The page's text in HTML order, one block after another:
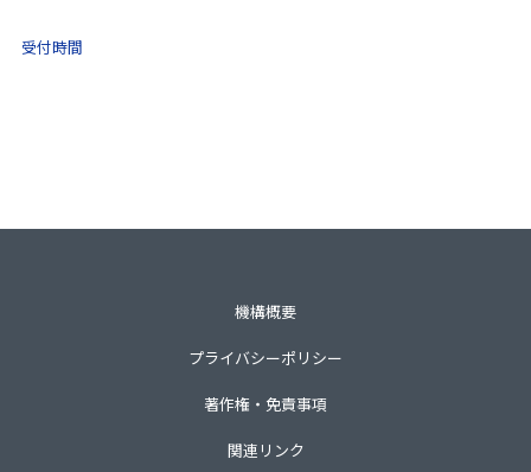
受付時間
機構概要
プライバシーポリシー
著作権・免責事項
関連リンク